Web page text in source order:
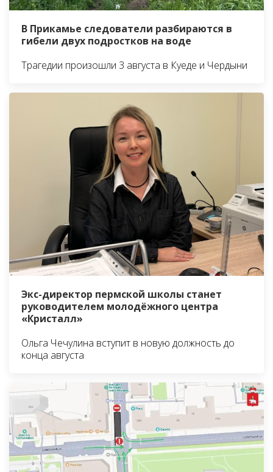
В Прикамье следователи разбираются в
гибели двух подростков на воде
Трагедии произошли 3 августа в Куеде и Чердыни
Экс-директор пермской школы станет
руководителем молодёжного центра
«Кристалл»
Ольга Чечулина вступит в новую должность до
конца августа